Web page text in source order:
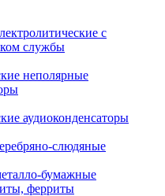
с
службы
неполярные
аудиоконденсаторы
слюдяные
бумажные
ферриты